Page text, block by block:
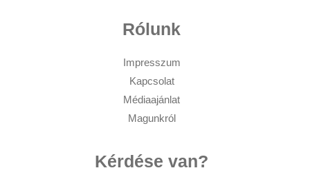
Rólunk
Impresszum
Kapcsolat
Médiaajánlat
Magunkról
Kérdése van?